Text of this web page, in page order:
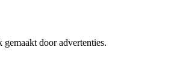
door advertenties.